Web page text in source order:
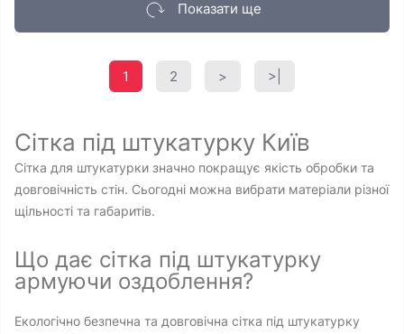
Показати ще
1 2 > >|
Сітка під штукатурку Київ
Сітка для штукатурки значно покращує якість обробки та
довговічність стін. Сьогодні можна вибрати матеріали різної
щільності та габаритів.
Що дає сітка під штукатурку
армуючи оздоблення?
Екологічно безпечна та довговічна сітка під штукатурку